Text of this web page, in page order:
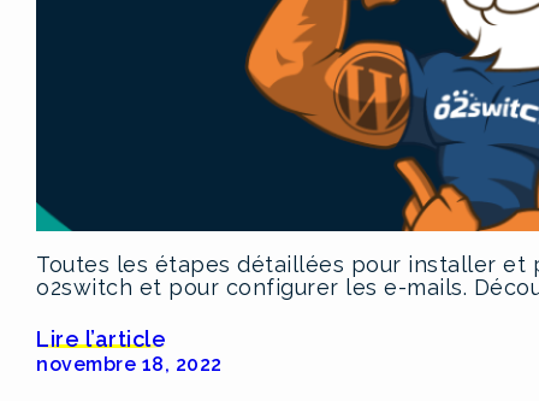
Toutes les étapes détaillées pour installer et
o2switch et pour configurer les e-mails.
Lire l’article
novembre 18, 2022